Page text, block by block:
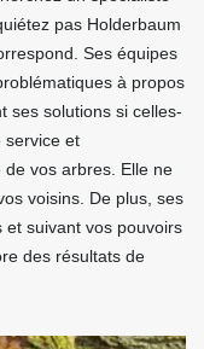
pas Holderbaum
Ses équipes
à propos
ses solutions si celles-
service et
de vos arbres. Elle ne
voisins. De plus, ses
et suivant vos pouvoirs
des résultats de